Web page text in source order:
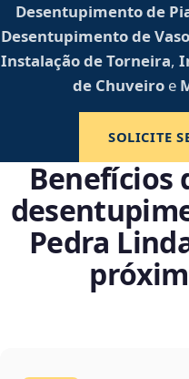
Desentupimento de
Desentupimento de Vaso
Instalação de Torneira,
de Chuveiro e
SOLICITE
Benefícios
Pedra